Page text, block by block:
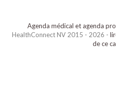
Agenda médical et agenda
HealthConnect NV 2015 - 2026 -
de ce